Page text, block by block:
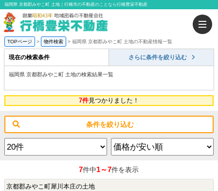
福岡県 京都郡みやこ町 土地｜行橋市の不動産のことなら行橋豊栄不動産
TOPページ 物件検索 福岡県 京都郡みやこ町 土地の不動産情報一覧
現在の検索条件 さらに条件を絞り込む
福岡県 京都郡みやこ町 土地の検索結果一覧
7件見つかりました！
条件を絞り込む
7件中1～7件を表示
京都郡みやこ町犀川本庄の土地